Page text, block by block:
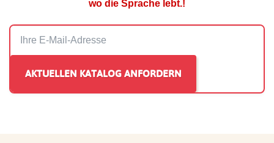
wo die Sprache lebt.!